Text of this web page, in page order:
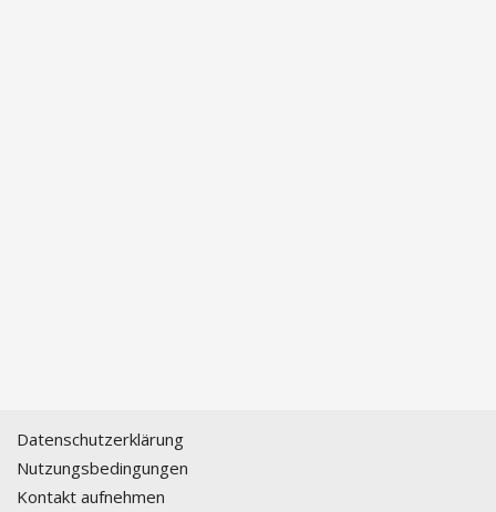
Datenschutzerklärung
Nutzungsbedingungen
Kontakt aufnehmen